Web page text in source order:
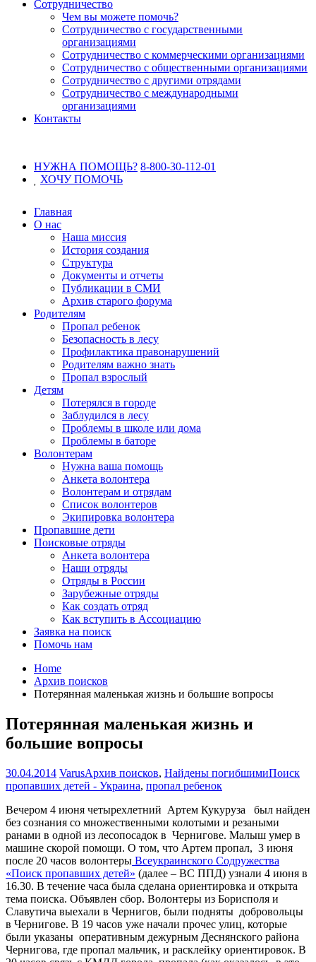
Сотрудничество
Чем вы можете помочь?
Сотрудничество с государственными
организациями
Сотрудничество с коммерческими организациями
Сотрудничество с общественными организациями
Сотрудничество с другими отрядами
Сотрудничество с международными
организациями
Контакты
НУЖНА ПОМОЩЬ? 8-800-30-112-01
ХОЧУПОМОЧЬ
Главная
О нас
Наша миссия
История создания
Структура
Документы и отчеты
Публикации в СМИ
Архив старого форума
Родителям
Пропал ребенок
Безопасность в лесу
Профилактика правонарушений
Родителям важно знать
Пропал взрослый
Детям
Потерялся в городе
Заблудился в лесу
Проблемы в школе или дома
Проблемы в баторе
Волонтерам
Нужна ваша помощь
Анкета волонтера
Волонтерам и отрядам
Список волонтеров
Экипировка волонтера
Пропавшие дети
Поисковые отряды
Анкета волонтера
Наши отряды
Отряды в России
Зарубежные отряды
Как создать отряд
Как вступить в Ассоциацию
Заявка на поиск
Помочь нам
Home
Архив поисков
Потерянная маленькая жизнь и большие вопросы
Потерянная маленькая жизнь и
большие вопросы
30.04.2014 VarusАрхив поисков, Найдены погибшимиПоиск
пропавших детей - Украина, пропал ребенок
Вечером 4 июня четырехлетний Артем Кукуруза был найден
без сознания со множественными колотыми и резаными
ранами в одной из лесопосадок в Чернигове. Малыш умер в
машине скорой помощи. О том, что Артем пропал, 3 июня
после 20 часов волонтеры Всеукраинского Содружества
«Поиск пропавших детей» (далее – ВС ППД) узнали 4 июня в
16.30. В течение часа была сделана ориентировка и открыта
тема поиска. Объявлен сбор. Волонтеры из Борисполя и
Славутича выехали в Чернигов, были подняты добровольцы
в Чернигове. В 19 часов уже начали прочес улиц, которые
были указаны оперативным дежурным Деснянского района
Чернигова, где пропал мальчик, и расклейку ориентировок. В